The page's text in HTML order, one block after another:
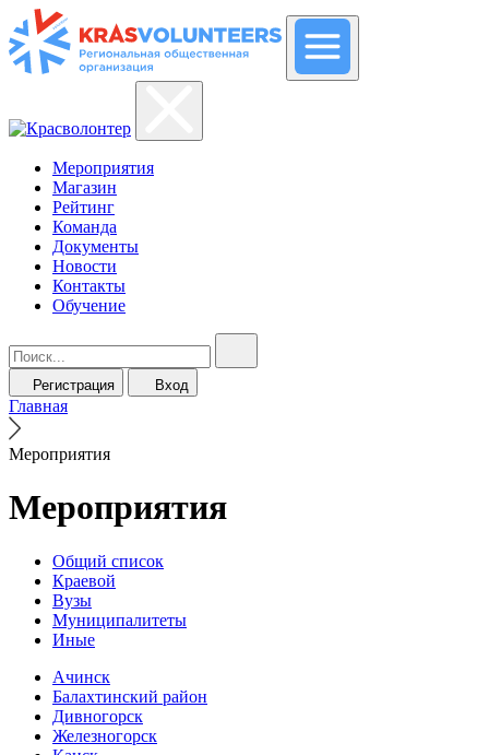
Мероприятия
Магазин
Рейтинг
Команда
Документы
Новости
Контакты
Обучение
Регистрация Вход
Главная
Мероприятия
Мероприятия
Общий список
Краевой
Вузы
Муниципалитеты
Иные
Ачинск
Балахтинский район
Дивногорск
Железногорск